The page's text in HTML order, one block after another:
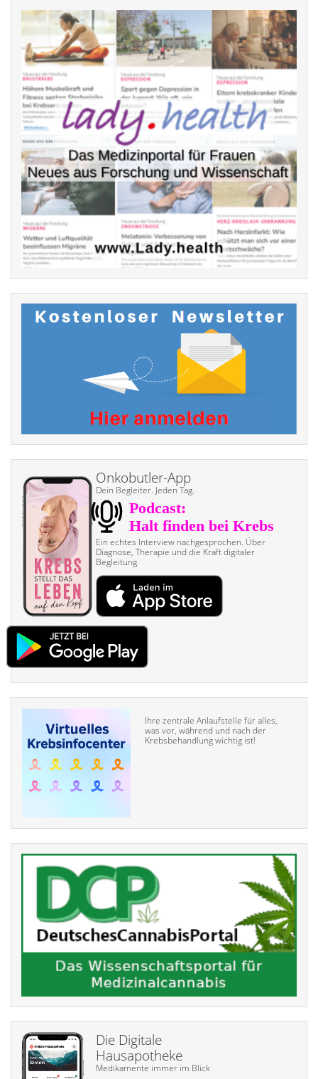
Onkobutler-App
Dein Begleiter. Jeden Tag.
Ein echtes Interview nach­gesprochen. Über
Diagnose, Therapie und die Kraft digitaler
Begleitung
Ihre zentrale Anlaufstelle für alles,
was vor, während und nach der
Krebsbehandlung wichtig ist!
Die Digitale
Hausapotheke
Medikamente immer im Blick